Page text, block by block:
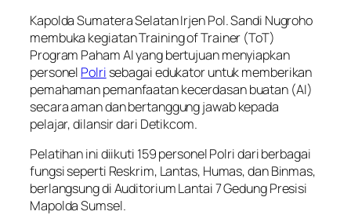
Kapolda Sumatera Selatan Irjen Pol. Sandi Nugroho
membuka kegiatan Training of Trainer (ToT)
Program Paham AI yang bertujuan menyiapkan
personel Polri sebagai edukator untuk memberikan
pemahaman pemanfaatan kecerdasan buatan (AI)
secara aman dan bertanggung jawab kepada
pelajar, dilansir dari Detikcom.
Pelatihan ini diikuti 159 personel Polri dari berbagai
fungsi seperti Reskrim, Lantas, Humas, dan Binmas,
berlangsung di Auditorium Lantai 7 Gedung Presisi
Mapolda Sumsel.